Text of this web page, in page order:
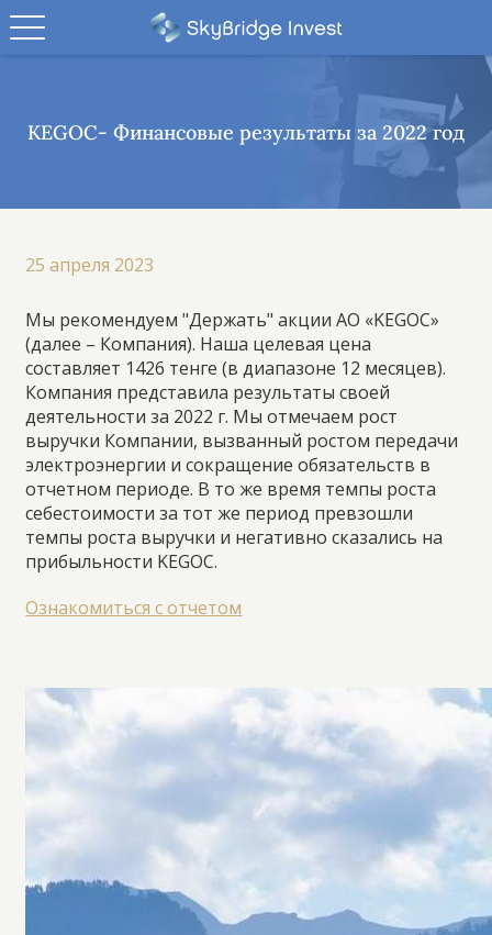
KEGOC- Финансовые результаты за 2022 год
25 апреля 2023
Мы рекомендуем "Держать" акции АО «KEGOC»
(далее – Компания). Наша целевая цена
составляет 1426 тенге (в диапазоне 12 месяцев).
Компания представила результаты своей
деятельности за 2022 г. Мы отмечаем рост
выручки Компании, вызванный ростом передачи
электроэнергии и сокращение обязательств в
отчетном периоде. В то же время темпы роста
себестоимости за тот же период превзошли
темпы роста выручки и негативно сказались на
прибыльности KEGOC.
Ознакомиться с отчетом